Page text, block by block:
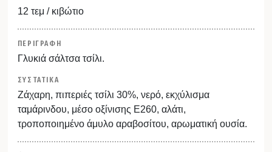
12 τεμ / κιβώτιο
ΠΕΡΙΓΡΑΦΗ
Γλυκιά σάλτσα τσίλι.
ΣΥΣΤΑΤΙΚΑ
Ζάχαρη, πιπεριές τσίλι 30%, νερό, εκχύλισμα
ταμάρινδου, μέσο οξίνισης Ε260, αλάτι,
τροποποιημένο άμυλο αραβοσίτου, αρωματική ουσία.